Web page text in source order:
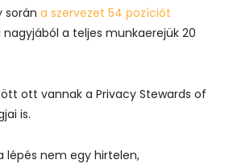
során a szervezet 54 pozíciót
nagyjából a teljes munkaerejük 20
ott vannak a Privacy Stewards of
is.
lépés nem egy hirtelen,